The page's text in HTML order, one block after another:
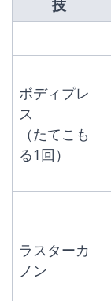
技
ボディプレ
ス
（たてこも
る1回）
ラスターカ
ノン